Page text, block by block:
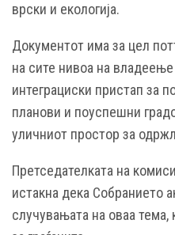
врски и екологија.
Документот има за цел
на сите нивоа на
интеграциски пристап за
планови и поуспешни
уличниот простор за
Претседателката на
истакна дека Собранието
случувањата на оваа